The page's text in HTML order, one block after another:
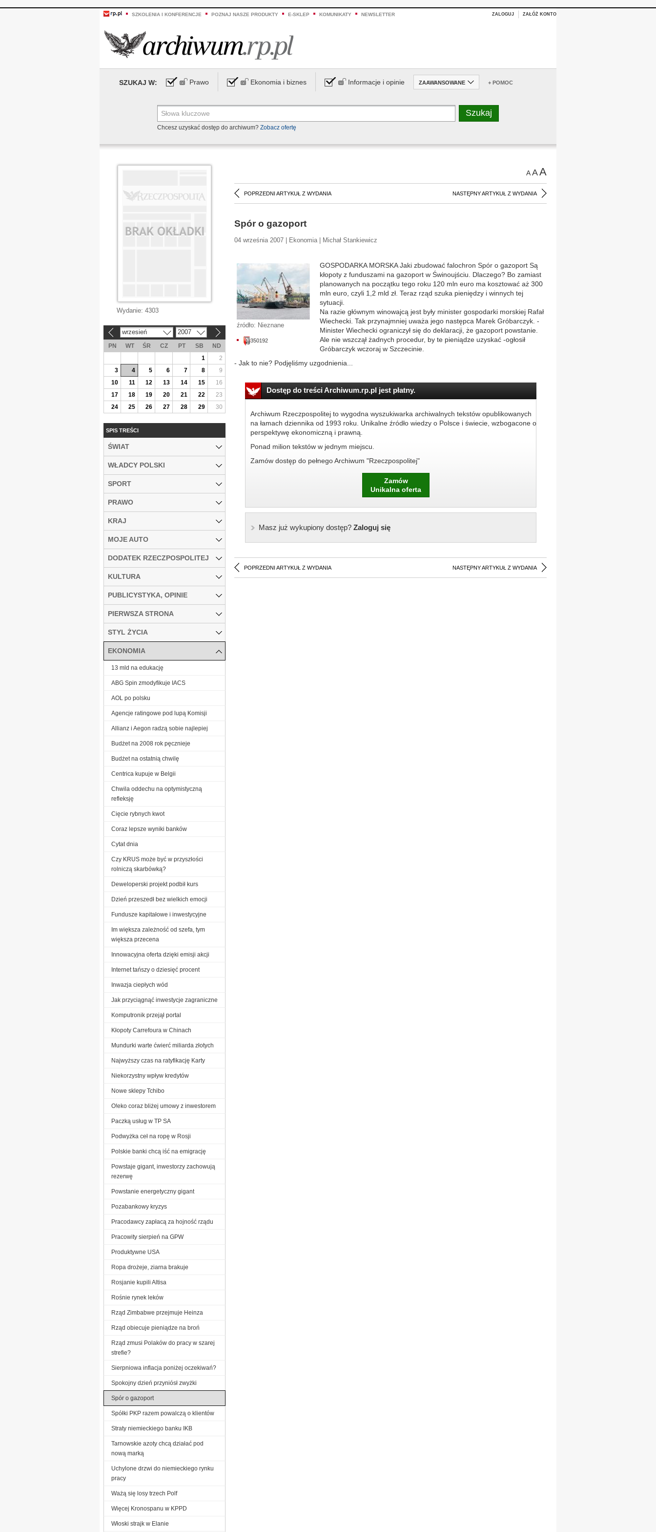
SZKOLENIA I KONFERENCJE POZNAJ NASZE PRODUKTY E-SKLEP KOMUNIKATY NEWSLETTER ZALOGUJ ZAŁÓŻ KONTO
SZUKAJ W: Prawo Ekonomia i biznes Informacje i opinie ZAAWANSOWANE + POMOC
Chcesz uzyskać dostęp do archiwum? Zobacz ofertę
AAA
POPRZEDNI ARTYKUŁ Z WYDANIA NASTĘPNY ARTYKUŁ Z WYDANIA
Spór o gazoport
04 września 2007 | Ekonomia | Michał Stankiewicz
źródło: Nieznane
350192
GOSPODARKA MORSKA Jaki zbudować falochron Spór o gazoport Są
kłopoty z funduszami na gazoport w Świnoujściu. Dlaczego? Bo zamiast
planowanych na początku tego roku 120 mln euro ma kosztować aż 300
mln euro, czyli 1,2 mld zł. Teraz rząd szuka pieniędzy i winnych tej
sytuacji.
Na razie głównym winowajcą jest były minister gospodarki morskiej Rafał
Wiechecki. Tak przynajmniej uważa jego następca Marek Gróbarczyk. -
Minister Wiechecki ograniczył się do deklaracji, że gazoport powstanie.
Ale nie wszczął żadnych procedur, by te pieniądze uzyskać -ogłosił
Gróbarczyk wczoraj w Szczecinie.
- Jak to nie? Podjęliśmy uzgodnienia...
Dostęp do treści Archiwum.rp.pl jest płatny.
Archiwum Rzeczpospolitej to wygodna wyszukiwarka archiwalnych tekstów opublikowanych
na łamach dziennika od 1993 roku. Unikalne źródło wiedzy o Polsce i świecie, wzbogacone o
perspektywę ekonomiczną i prawną.
Ponad milion tekstów w jednym miejscu.
Zamów dostęp do pełnego Archiwum "Rzeczpospolitej"
Zamów
Unikalna oferta
Masz już wykupiony dostęp?Zaloguj się
POPRZEDNI ARTYKUŁ Z WYDANIA NASTĘPNY ARTYKUŁ Z WYDANIA
Wydanie: 4303
wrzesień 2007
PN WT ŚR CZ PT SB
ND
1
2
3
4 5 6 7 8
9
10
11 12 13 14 15
16
17
18 19 20 21 22
23
24
25 26 27 28 29 30
SPIS TREŚCI
ŚWIAT
WŁADCY POLSKI
SPORT
PRAWO
KRAJ
MOJE AUTO
DODATEK RZECZPOSPOLITEJ
KULTURA
PUBLICYSTYKA, OPINIE
PIERWSZA STRONA
STYL ŻYCIA
EKONOMIA
13 mld na edukację
ABG Spin zmodyfikuje IACS
AOL po polsku
Agencje ratingowe pod lupą Komisji
Allianz i Aegon radzą sobie najlepiej
Budżet na 2008 rok pęcznieje
Budżet na ostatnią chwilę
Centrica kupuje w Belgii
Chwila oddechu na optymistyczną
refleksję
Cięcie rybnych kwot
Coraz lepsze wyniki banków
Cytat dnia
Czy KRUS może być w przyszłości
rolniczą skarbówką?
Deweloperski projekt podbił kurs
Dzień przeszedł bez wielkich emocji
Fundusze kapitałowe i inwestycyjne
Im większa zależność od szefa, tym
większa przecena
Innowacyjna oferta dzięki emisji akcji
Internet tańszy o dziesięć procent
Inwazja ciepłych wód
Jak przyciągnąć inwestycje zagraniczne
Komputronik przejął portal
Kłopoty Carrefoura w Chinach
Mundurki warte ćwierć miliarda złotych
Najwyższy czas na ratyfikację Karty
Niekorzystny wpływ kredytów
Nowe sklepy Tchibo
O!eko coraz bliżej umowy z inwestorem
Paczką usług w TP SA
Podwyżka ceł na ropę w Rosji
Polskie banki chcą iść na emigrację
Powstaje gigant, inwestorzy zachowują
rezerwę
Powstanie energetyczny gigant
Pozabankowy kryzys
Pracodawcy zapłacą za hojność rządu
Pracowity sierpień na GPW
Produktywne USA
Ropa drożeje, ziarna brakuje
Rosjanie kupili Altisa
Rośnie rynek leków
Rząd Zimbabwe przejmuje Heinza
Rząd obiecuje pieniądze na broń
Rząd zmusi Polaków do pracy w szarej
strefie?
Sierpniowa inflacja poniżej oczekiwań?
Spokojny dzień przyniósł zwyżki
Spór o gazoport
Spółki PKP razem powalczą o klientów
Straty niemieckiego banku IKB
Tarnowskie azoty chcą działać pod
nową marką
Uchylone drzwi do niemieckiego rynku
pracy
Ważą się losy trzech Polf
Więcej Kronospanu w KPPD
Włoski strajk w Elanie